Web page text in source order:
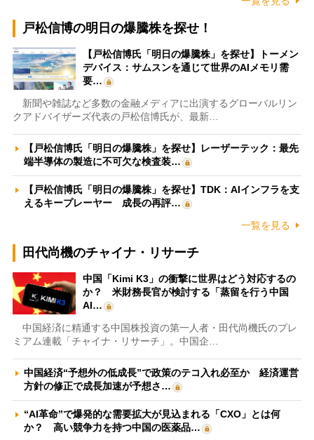
戸松信博の明日の爆騰株を探せ！
【戸松信博氏「明日の爆騰株」を探せ】トーメン
デバイス：サムスンを通じて世界のAIメモリ需
要…
新聞や雑誌など多数の金融メディアに出演するグローバルリン
クアドバイザーズ代表の戸松信博氏が、最新…
【戸松信博氏「明日の爆騰株」を探せ】レーザーテック：最先
端半導体の製造に不可欠な検査装…
【戸松信博氏「明日の爆騰株」を探せ】TDK：AIインフラを支
えるキープレーヤー 成長の再評…
一覧を見る
田代尚機のチャイナ・リサーチ
中国「Kimi K3」の衝撃に世界はどう対応するの
か？ 米財務長官が検討する「蒸留を行う中国
AI…
中国経済に精通する中国株投資の第一人者・田代尚機氏のプレ
ミアム連載「チャイナ・リサーチ」。中国企…
中国経済“予想外の低成長”で政策のテコ入れ必至か 経済運営
方針の修正で成長加速が予想さ…
“AI革命”で爆発的な需要拡大が見込まれる「CXO」とは何
か？ 高い競争力を持つ中国の医薬品…